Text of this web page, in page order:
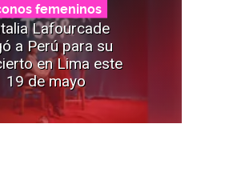
femeninos
Lafourcade
a Perú para su
en Lima este
19 de mayo